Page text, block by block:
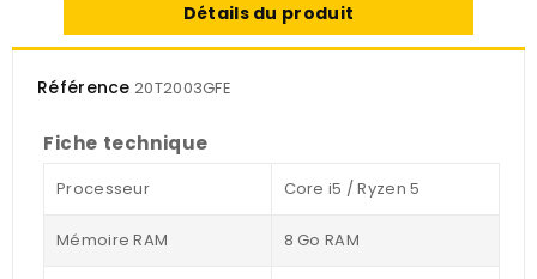
Détails du produit
Référence 20T2003GFE
Fiche technique
Processeur Core i5 / Ryzen 5
Mémoire RAM 8 Go RAM